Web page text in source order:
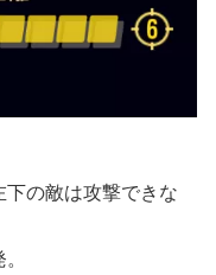
の敵は攻撃できな